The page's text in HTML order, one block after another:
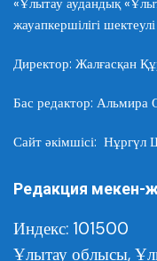
жауапкершілігі шектеулі
Директор: Жалғасқан
Бас редактор: Альмира
Сайт әкімшісі: Нұргүл
Редакция мекен-
Индекс: 101500
Ұлытау облысы,